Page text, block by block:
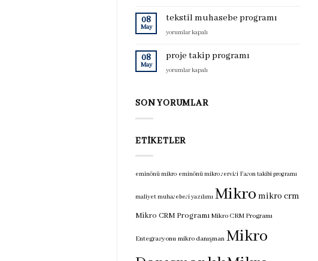
arşiv
programı
08
May
tekstil muhasebe programı
tekstil
programı
yorumlar kapalı
08
May
proje takip programı
proje
için
yorumlar kapalı
SON YORUMLAR
ETIKETLER
eminönü mikro eminönü mikro servisi Fason takibi programı
maliyet muhasebesi yazılımı Mikro mikro crm
Mikro CRM Programı Mikro CRM Programı
Entegrasyonu mikro danışman Mikro